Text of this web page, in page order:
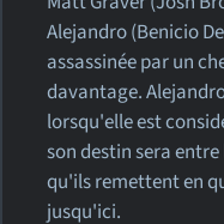
Alejandro (Benicio
assassinée par un
davantage.
lorsqu'elle est
son destin sera
qu'ils remettent en
jusqu'ici.